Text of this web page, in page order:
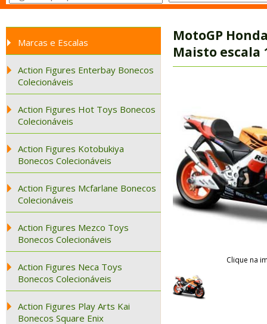
Marcas e Escalas
Action Figures Enterbay Bonecos
Colecionáveis
Action Figures Hot Toys Bonecos
Colecionáveis
Action Figures Kotobukiya
Bonecos Colecionáveis
Action Figures Mcfarlane Bonecos
Colecionáveis
Action Figures Mezco Toys
Bonecos Colecionáveis
Action Figures Neca Toys
Bonecos Colecionáveis
Action Figures Play Arts Kai
Bonecos Square Enix
MotoGP
Maisto escala
Clique na